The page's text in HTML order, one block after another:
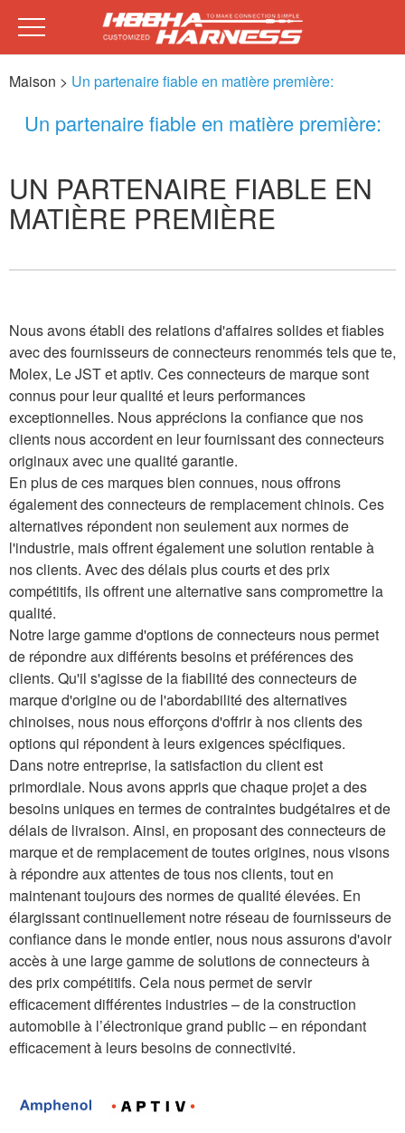
Maison > Un partenaire fiable en matière première:
Un partenaire fiable en matière première:
UN PARTENAIRE FIABLE EN
MATIÈRE PREMIÈRE
Nous avons établi des relations d'affaires solides et fiables
avec des fournisseurs de connecteurs renommés tels que te,
Molex, Le JST et aptiv. Ces connecteurs de marque sont
connus pour leur qualité et leurs performances
exceptionnelles. Nous apprécions la confiance que nos
clients nous accordent en leur fournissant des connecteurs
originaux avec une qualité garantie.
En plus de ces marques bien connues, nous offrons
également des connecteurs de remplacement chinois. Ces
alternatives répondent non seulement aux normes de
l'industrie, mais offrent également une solution rentable à
nos clients. Avec des délais plus courts et des prix
compétitifs, ils offrent une alternative sans compromettre la
qualité.
Notre large gamme d'options de connecteurs nous permet
de répondre aux différents besoins et préférences des
clients. Qu'il s'agisse de la fiabilité des connecteurs de
marque d'origine ou de l'abordabilité des alternatives
chinoises, nous nous efforçons d'offrir à nos clients des
options qui répondent à leurs exigences spécifiques.
Dans notre entreprise, la satisfaction du client est
primordiale. Nous avons appris que chaque projet a des
besoins uniques en termes de contraintes budgétaires et de
délais de livraison. Ainsi, en proposant des connecteurs de
marque et de remplacement de toutes origines, nous visons
à répondre aux attentes de tous nos clients, tout en
maintenant toujours des normes de qualité élevées. En
élargissant continuellement notre réseau de fournisseurs de
confiance dans le monde entier, nous nous assurons d'avoir
accès à une large gamme de solutions de connecteurs à
des prix compétitifs. Cela nous permet de servir
efficacement différentes industries – de la construction
automobile à l’électronique grand public – en répondant
efficacement à leurs besoins de connectivité.